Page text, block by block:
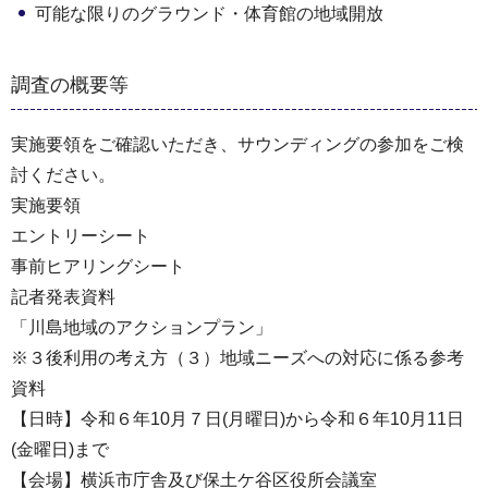
可能な限りのグラウンド・体育館の地域開放
調査の概要等
実施要領をご確認いただき、サウンディングの参加をご検
討ください。
実施要領
エントリーシート
事前ヒアリングシート
記者発表資料
「川島地域のアクションプラン」
※３後利用の考え方（３）地域ニーズへの対応に係る参考
資料
【日時】令和６年10月７日(月曜日)から令和６年10月11日
(金曜日)まで
【会場】横浜市庁舎及び保土ケ谷区役所会議室